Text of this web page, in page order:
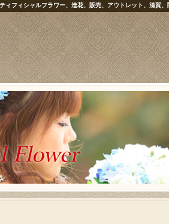
ィフィシャルフラワー、造花、販売、アウトレット、滋賀、